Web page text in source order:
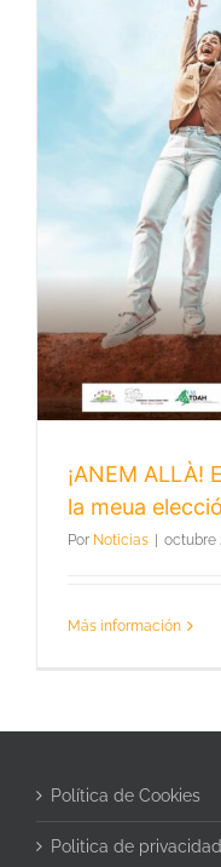
¡ANEM ALLÀ!
la meua elecció
Por Noticias | octubre
Más información
Política de Cookies
Politica de privacidad